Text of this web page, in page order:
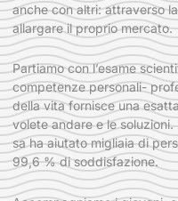
anche con altri: attraverso
allargare il proprio mercato.
Partiamo con l’esame
competenze personali-
della vita fornisce una
volete andare e le
sa ha aiutato migliaia di
99,6 % di soddisfazione.